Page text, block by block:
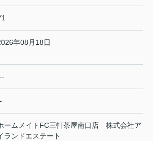
年08月18日
ームメイトFC三軒茶屋南口店 株式会社ア
ランドエステート